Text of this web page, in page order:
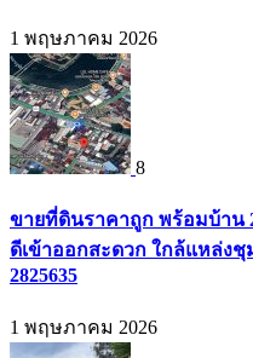
1 พฤษภาคม 2026
8
ขายที่ดินราคาถูก พร้อมบ้าน
ดีเข้าออกสะดวก ใกล้แหล่ง
2825635
1 พฤษภาคม 2026